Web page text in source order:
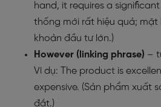
hand, it requires a
thống mới rất hiệu quả;
khoản đầu tư lớn.)
However (linking phrase) –
Ví dụ: The product is
expensive. (Sản phẩm xuất
đắt.)